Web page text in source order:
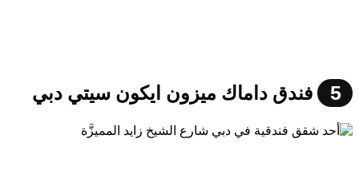
5 فندق داماك ميزون ايكون سيتي دبي